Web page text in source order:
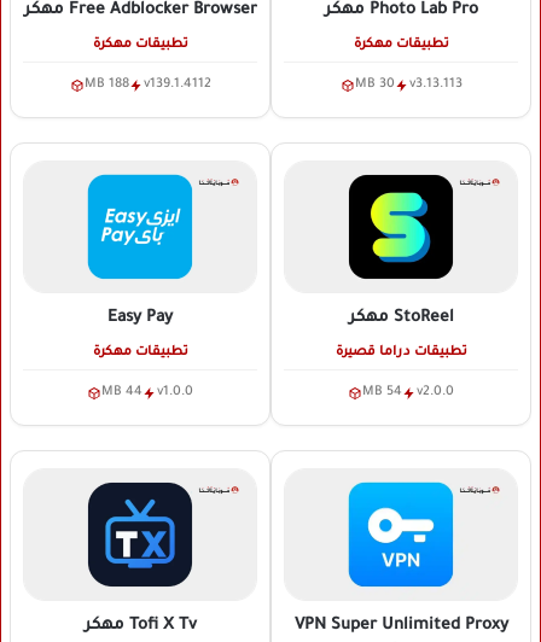
Photo Lab Pro مهكر
تطبيقات مهكرة
v3.13.113
30 MB
Free Adblocker Browser مهكر
تطبيقات مهكرة
v139.1.4112
188 MB
StoReel مهكر
تطبيقات دراما قصيرة
v2.0.0
54 MB
Easy Pay
تطبيقات مهكرة
v1.0.0
44 MB
VPN Super Unlimited Proxy
Tofi X Tv مهكر